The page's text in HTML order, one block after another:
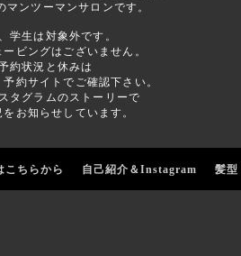
マンツーマンサロンです。
学生は対象外です。
ービングはございません。
約状況と休みは
約サイトでご確認下さい。
タグラムのストーリーで
お知らせしています。
こちらから 自己紹介＆Instagram 髪型